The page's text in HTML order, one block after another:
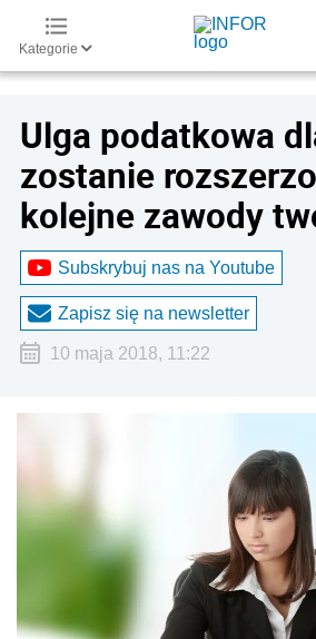
Kategorie
Ulga podatkowa
zostanie
kolejne zawody
Subskrybuj nas na Youtube
Zapisz się na newsletter
10 maja 2018, 11:22